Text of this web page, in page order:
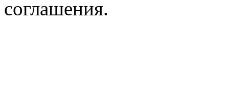
соглашения.